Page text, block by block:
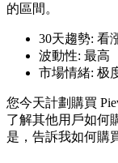
USDC永續
多種以USDC
的區間。
30天趨勢: 看
波動性: 最高
市場情緒: 极
您今天計劃購買
了解其他用戶如何
是，告訴我如何購